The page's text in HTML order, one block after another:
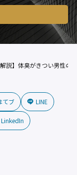
解説】体臭がきつい男性の
てブ LINE
LinkedIn